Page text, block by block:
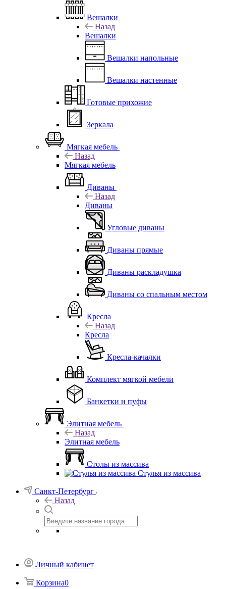
Вешалки
Назад
Вешалки
Вешалки напольные
Вешалки настенные
Готовые прихожие
Зеркала
Мягкая мебель
Назад
Мягкая мебель
Диваны
Назад
Диваны
Угловые диваны
Диваны прямые
Диваны раскладушка
Диваны со спальным местом
Кресла
Назад
Кресла
Кресла-качалки
Комплект мягкой мебели
Банкетки и пуфы
Элитная мебель
Назад
Элитная мебель
Столы из массива
Стулья из массива
Санкт-Петербург
Назад
Личный кабинет
Корзина0